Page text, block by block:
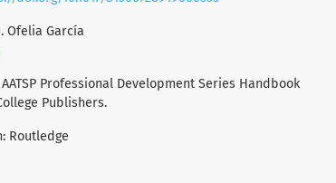
Ofelia García
Professional Development Series Handbook
Publishers.
Routledge